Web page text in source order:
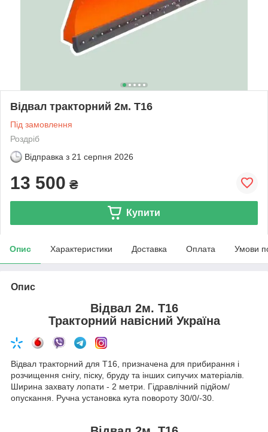
Відвал тракторний 2м. Т16
Під замовлення
Роздріб
Відправка з 21 серпня 2026
13 500 ₴
Купити
Опис Характеристики Доставка Оплата Умови
Опис
Відвал 2м. Т16
Тракторний навісний Україна
Відвал тракторний для Т16, призначена для прибирання і
розчищення снігу, піску, бруду та інших сипучих матеріалів.
Ширина захвату лопати - 2 метри. Гідравлічний підйом/
опускання. Ручна установка кута повороту 30/0/-30.